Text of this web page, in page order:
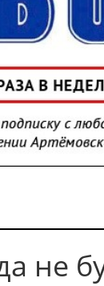
не